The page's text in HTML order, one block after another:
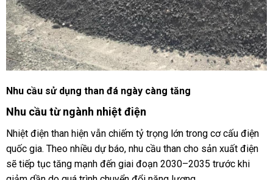
Nhu cầu sử dụng than đá ngày càng tăng
Nhu cầu từ ngành nhiệt điện
Nhiệt điện than hiện vẫn chiếm tỷ trọng lớn trong cơ cấu điện
quốc gia. Theo nhiều dự báo, nhu cầu than cho sản xuất điện
sẽ tiếp tục tăng mạnh đến giai đoạn 2030–2035 trước khi